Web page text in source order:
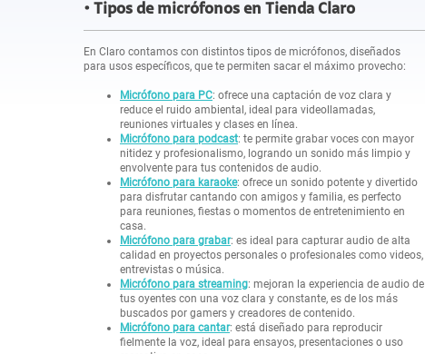
Tipos de micrófonos en Tienda Claro
En Claro contamos con distintos tipos de micrófonos, diseñados
para usos específicos, que te permiten sacar el máximo provecho:
Micrófono para PC: ofrece una captación de voz clara y
reduce el ruido ambiental, ideal para videollamadas,
reuniones virtuales y clases en línea.
Micrófono para podcast: te permite grabar voces con mayor
nitidez y profesionalismo, logrando un sonido más limpio y
envolvente para tus contenidos de audio.
Micrófono para karaoke: ofrece un sonido potente y divertido
para disfrutar cantando con amigos y familia, es perfecto
para reuniones, fiestas o momentos de entretenimiento en
casa.
Micrófono para grabar: es ideal para capturar audio de alta
calidad en proyectos personales o profesionales como videos,
entrevistas o música.
Micrófono para streaming: mejoran la experiencia de audio de
tus oyentes con una voz clara y constante, es de los más
buscados por gamers y creadores de contenido.
Micrófono para cantar: está diseñado para reproducir
fielmente la voz, ideal para ensayos, presentaciones o uso